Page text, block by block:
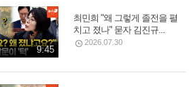
9:45
최민희 "왜 그렇게 졸전을 펼
치고 졌나" 묻자 김진규...
2026.07.30